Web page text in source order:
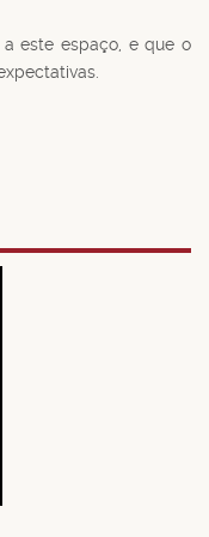
a este espaço, e que o